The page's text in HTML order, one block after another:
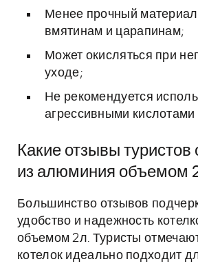
Менее прочный
вмятинам и царапинам;
Может окисляться при
уходе;
Не рекомендуется
агрессивными
Какие отзывы туристов
из алюминия объемом
Большинство отзывов
удобство и надежность
объемом 2л. Туристы
котелок идеально подходит